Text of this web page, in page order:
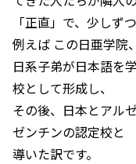
「正直」で、少しず
例えば この日亜学院、
日系子弟が日本語を
校として形成し、
その後、日本とアル
ゼンチンの認定校と
導いた訳です。